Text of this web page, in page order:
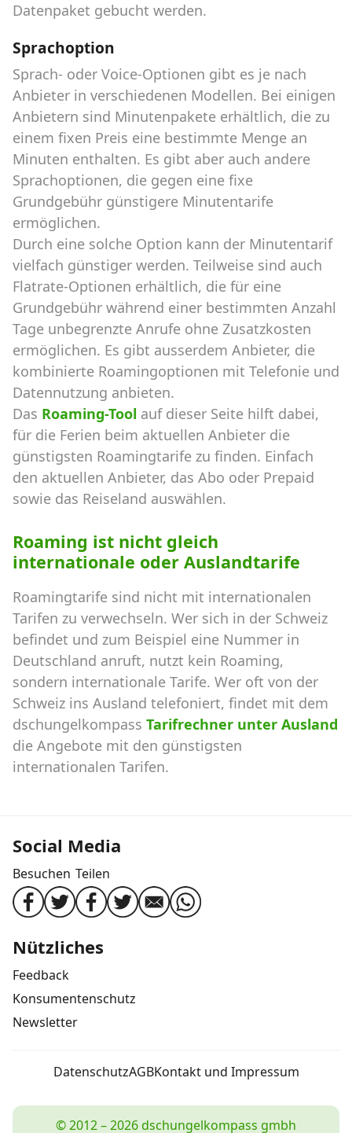
Datenpaket gebucht werden.
Sprachoption
Sprach- oder Voice-Optionen gibt es je nach
Anbieter in verschiedenen Modellen. Bei einigen
Anbietern sind Minutenpakete erhältlich, die zu
einem fixen Preis eine bestimmte Menge an
Minuten enthalten. Es gibt aber auch andere
Sprachoptionen, die gegen eine fixe
Grundgebühr günstigere Minutentarife
ermöglichen.
Durch eine solche Option kann der Minutentarif
vielfach günstiger werden. Teilweise sind auch
Flatrate-Optionen erhältlich, die für eine
Grundgebühr während einer bestimmten Anzahl
Tage unbegrenzte Anrufe ohne Zusatzkosten
ermöglichen. Es gibt ausserdem Anbieter, die
kombinierte Roamingoptionen mit Telefonie und
Datennutzung anbieten.
Das Roaming-Tool auf dieser Seite hilft dabei,
für die Ferien beim aktuellen Anbieter die
günstigsten Roamingtarife zu finden. Einfach
den aktuellen Anbieter, das Abo oder Prepaid
sowie das Reiseland auswählen.
Roaming ist nicht gleich
internationale oder Auslandtarife
Roamingtarife sind nicht mit internationalen
Tarifen zu verwechseln. Wer sich in der Schweiz
befindet und zum Beispiel eine Nummer in
Deutschland anruft, nutzt kein Roaming,
sondern internationale Tarife. Wer oft von der
Schweiz ins Ausland telefoniert, findet mit dem
dschungelkompass Tarifrechner unter Ausland
die Angebote mit den günstigsten
internationalen Tarifen.
Social Media
Besuchen Teilen
Nützliches
Feedback
Konsumentenschutz
Newsletter
DatenschutzAGBKontakt und Impressum
© 2012 – 2026 dschungelkompass gmbh